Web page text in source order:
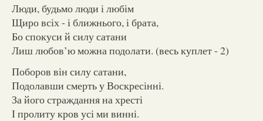
Люди, будьмо люди і любім
Щиро всіх - і ближнього, і брата,
Бо спокуси й силу сатани
Лиш любов’ю можна подолати. (весь куплет - 2)
Поборов він силу сатани,
Подолавши смерть у Воскресінні.
За його страждання на хресті
І пролиту кров усі ми винні.